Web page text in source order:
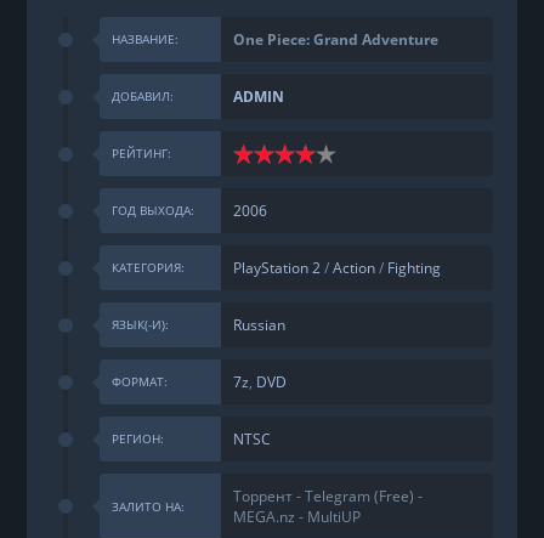
НАЗВАНИЕ: One Piece: Grand Adventure
ДОБАВИЛ: ADMIN
РЕЙТИНГ:
ГОД ВЫХОДА: 2006
КАТЕГОРИЯ: PlayStation 2/Action/ Fighting
ЯЗЫК(-И): Russian
ФОРМАТ: 7z, DVD
РЕГИОН: NTSC
ЗАЛИТО НА:
Торрент - Telegram (Free) -
MEGA.nz - MultiUP